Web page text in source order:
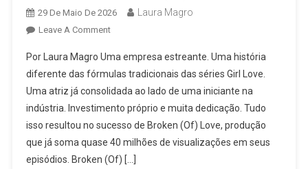
29 De Maio De 2026 Laura Magro
Leave A CommentOn
Amor
Pode
Curar
Aquilo
Que
A
Vingança
Por Laura Magro Uma empresa estreante. Uma história
diferente das fórmulas tradicionais das séries Girl Love.
Uma atriz já consolidada ao lado de uma iniciante na
indústria. Investimento próprio e muita dedicação. Tudo
isso resultou no sucesso de Broken (Of) Love, produção
que já soma quase 40 milhões de visualizações em seus
episódios. Broken (Of) […]